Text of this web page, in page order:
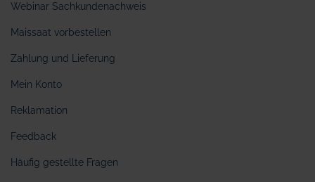
Webinar Sachkundenachweis
Maissaat vorbestellen
Zahlung und Lieferung
Mein Konto
Reklamation
Feedback
Häufig gestellte Fragen